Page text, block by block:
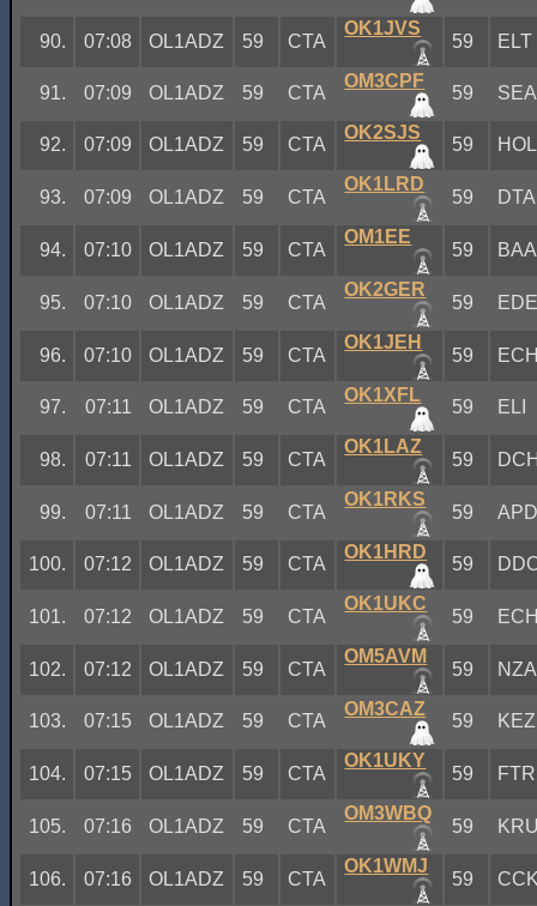
90. 07:08 OL1ADZ 59 CTA
OK1JVS
59 ELT
91. 07:09 OL1ADZ 59 CTA
OM3CPF
59 SEA
92. 07:09 OL1ADZ 59 CTA
OK2SJS
59 HOL
93. 07:09 OL1ADZ 59 CTA
OK1LRD
59 DTA
94. 07:10 OL1ADZ 59 CTA
OM1EE
59 BAA
95. 07:10 OL1ADZ 59 CTA
OK2GER
59
96. 07:10 OL1ADZ 59 CTA
OK1JEH
59
97. 07:11 OL1ADZ 59 CTA
OK1XFL
59 ELI
98. 07:11 OL1ADZ 59 CTA
OK1LAZ
59
99. 07:11 OL1ADZ 59 CTA
OK1RKS
59
100. 07:12 OL1ADZ 59 CTA
OK1HRD
59
101. 07:12 OL1ADZ 59 CTA
OK1UKC
59
102. 07:12 OL1ADZ 59 CTA
OM5AVM
59 NZA
103. 07:15 OL1ADZ 59 CTA
OM3CAZ
59 KEZ
104. 07:15 OL1ADZ 59 CTA
OK1UKY
59 FTR
105. 07:16 OL1ADZ 59 CTA
OM3WBQ
59
106. 07:16 OL1ADZ 59 CTA
OK1WMJ
59